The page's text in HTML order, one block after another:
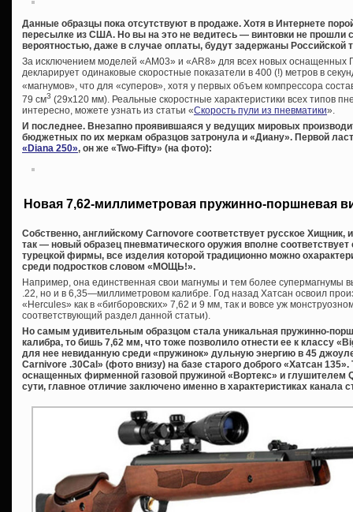
Данные образцы пока отсутствуют в продаже. Хотя в Интернете
пересылке из США. Но вы на это не ведитесь — винтовки не прошли
вероятностью, даже в случае оплаты, будут задержаны Российской
За исключением моделей «AM03» и «AR8» для всех новых оснащенных
декларирует одинаковые скоростные показатели в 400 (!) метров в
«магнумов», что для «суперов», хотя у первых объем компрессора
79 см3 (29х120 мм). Реальные скоростные характеристики всех типов
интересно, можете узнать из статьи «Скорость пули из пневматики».
И последнее. Внезапно проявившаяся у ведущих мировых
бюджетных по их меркам образцов затронула и «Диану». Первой
«Diana 250», он же «Two-Fifty» (на фото):
Новая 7,62-миллиметровая пружинно-поршневая
Собственно, английскому Carnovore соответствует русское
так — новый образец пневматического оружия вполне
турецкой фирмы, все изделия которой традиционно можно
среди подростков словом «МОЩЬ!».
Например, она единственная свои магнумы и тем более супермагнумы
.22, но и в 6,35—миллиметровом калибре. Год назад Хатсан освоил
«Hercules» как в «бигборовских» 7,62 и 9 мм, так и вовсе уж
соответствующий раздел данной статьи).
Но самым удивительным образцом стала уникальная пружинно-
калибра, то бишь 7,62 мм, что тоже позволило отнести ее к классу
для нее невиданную среди «пружинок» дульную энергию в 45
Carnivore .30Cal» (фото внизу) на базе старого доброго «Хатсан
оснащенных фирменной газовой пружиной «Вортекс» и глушителем
сути, главное отличие заключено именно в характеристиках канала